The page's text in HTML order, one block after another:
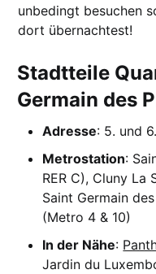
unbedingt besuchen
dort übernachtest!
Stadtteile
Germain des
Adresse: 5. und
Metrostation:
RER C), Cluny La
Saint Germain
(Metro 4 & 10)
In der Nähe:
Jardin du